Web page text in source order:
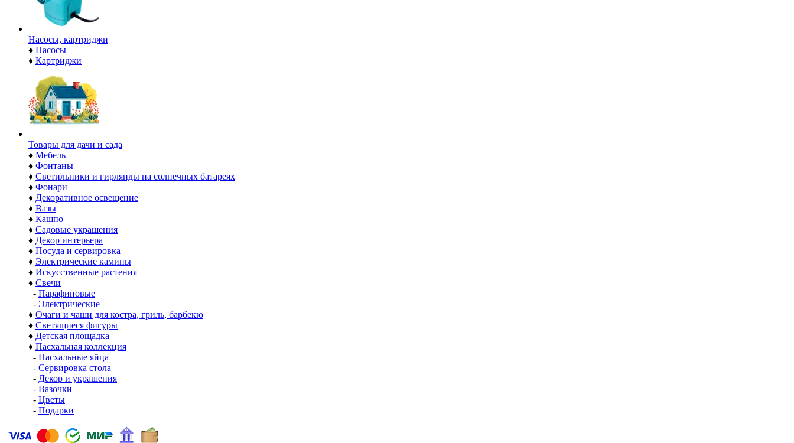
Насосы, картриджи
♦ Насосы
♦ Картриджи
Товары для дачи и сада
♦ Мебель
♦ Фонтаны
♦ Светильники и гирлянды на солнечных батареях
♦ Фонари
♦ Декоративное освещение
♦ Вазы
♦ Кашпо
♦ Садовые украшения
♦ Декор интерьера
♦ Посуда и сервировка
♦ Электрические камины
♦ Искусственные растения
♦ Свечи
- Парафиновые
- Электрические
♦ Очаги и чаши для костра, гриль, барбекю
♦ Светящиеся фигуры
♦ Детская площадка
♦ Пасхальная коллекция
- Пасхальные яйца
- Сервировка стола
- Декор и украшения
- Вазочки
- Цветы
- Подарки